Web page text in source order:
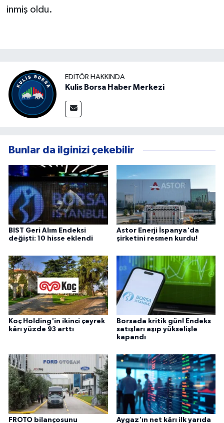
inmiş oldu.
EDITÖR HAKKINDA
Kulis Borsa Haber Merkezi
Bunlar da ilginizi çekebilir
BIST Geri Alım Endeksi
değişti: 10 hisse eklendi
Astor Enerji İspanya'da
şirketini resmen kurdu!
Koç Holding'in ikinci çeyrek
kârı yüzde 93 arttı
Borsada kritik gün! Endeks
satışları aşıp yükselişle
kapandı
FROTO bilançosunu Aygaz'ın net kârı ilk yarıda